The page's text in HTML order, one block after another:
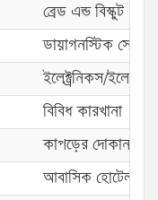
ব্রেড এন্ড বিস্কুট
ডায়াগনস্টিক সেন্টার
ইলেক্ট্রনিকস/
বিবিধ কারখানা
কাপড়ের দোকান
আবাসিক হোটেল